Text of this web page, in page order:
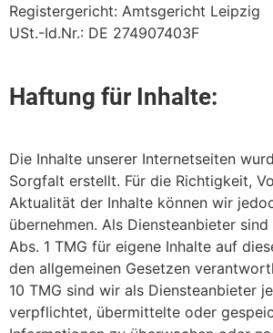
Registergericht: Amtsgericht Leipzig
USt.-Id.Nr.: DE 274907403F
Haftung für Inhalte:
Die Inhalte unserer Internetseiten
Sorgfalt erstellt. Für die Richtigkeit,
Aktualität der Inhalte können wir
übernehmen. Als Diensteanbieter
Abs. 1 TMG für eigene Inhalte auf
den allgemeinen Gesetzen
10 TMG sind wir als Diensteanbieter
verpflichtet, übermittelte oder